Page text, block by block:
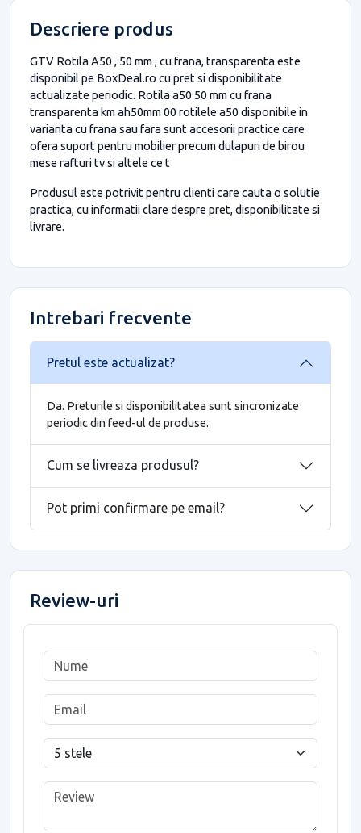
Descriere produs
GTV Rotila A50 , 50 mm , cu frana, transparenta este
disponibil pe BoxDeal.ro cu pret si disponibilitate
actualizate periodic. Rotila a50 50 mm cu frana
transparenta km ah50mm 00 rotilele a50 disponibile in
varianta cu frana sau fara sunt accesorii practice care
ofera suport pentru mobilier precum dulapuri de birou
mese rafturi tv si altele ce t
Produsul este potrivit pentru clienti care cauta o solutie
practica, cu informatii clare despre pret, disponibilitate si
livrare.
Intrebari frecvente
Pretul este actualizat?
Da. Preturile si disponibilitatea sunt sincronizate
periodic din feed-ul de produse.
Cum se livreaza produsul?
Pot primi confirmare pe email?
Review-uri